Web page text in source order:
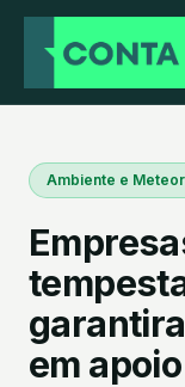
Ambiente e
em apoio